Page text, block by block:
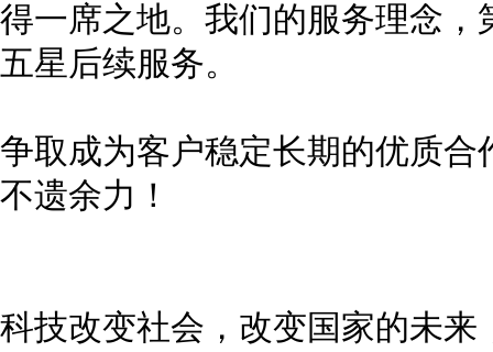
得一席之地。我们的服务理念
五星后续服务。
争取成为客户稳定长期的优质
不遗余力！
科技改变社会，改变国家的未